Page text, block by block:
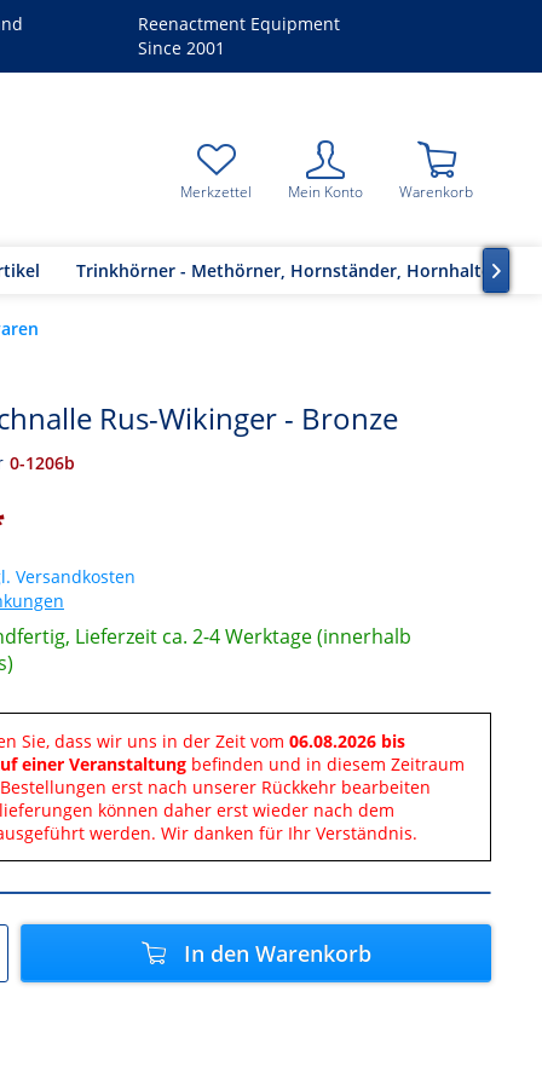
Reenactment Equipment
Since 2001
Merkzettel Mein Konto Warenkorb
Trinkhörner - Methörner, Hornständer, Hornhalter
Rus-Wikinger - Bronze
0-1206b
Versandkosten
Lieferzeit ca. 2-4 Werktage (innerhalb
Sie, dass wir uns in der Zeit vom 06.08.2026 bis
einer Veranstaltung befinden und in diesem Zeitraum
erst nach unserer Rückkehr bearbeiten
können daher erst wieder nach dem
werden. Wir danken für Ihr Verständnis.
In den Warenkorb